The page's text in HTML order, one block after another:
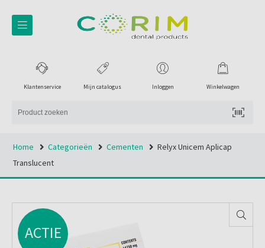
Winkelwagen
Inloggen
Mijn catalogus
Klantenservice
Home Categorieën Cementen
Relyx Unicem Aplicap
Translucent
ACTIE